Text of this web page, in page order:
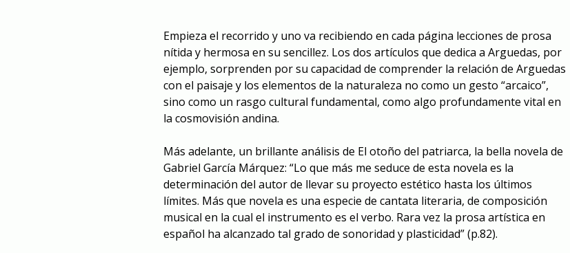
Empieza el recorrido y uno va recibiendo en cada página lecciones de prosa
nítida y hermosa en su sencillez. Los dos artículos que dedica a Arguedas, por
ejemplo, sorprenden por su capacidad de comprender la relación de Arguedas
con el paisaje y los elementos de la naturaleza no como un gesto “arcaico”,
sino como un rasgo cultural fundamental, como algo profundamente vital en
la cosmovisión andina.
Más adelante, un brillante análisis de El otoño del patriarca, la bella novela de
Gabriel García Márquez: “Lo que más me seduce de esta novela es la
determinación del autor de llevar su proyecto estético hasta los últimos
límites. Más que novela es una especie de cantata literaria, de composición
musical en la cual el instrumento es el verbo. Rara vez la prosa artística en
español ha alcanzado tal grado de sonoridad y plasticidad” (p.82).